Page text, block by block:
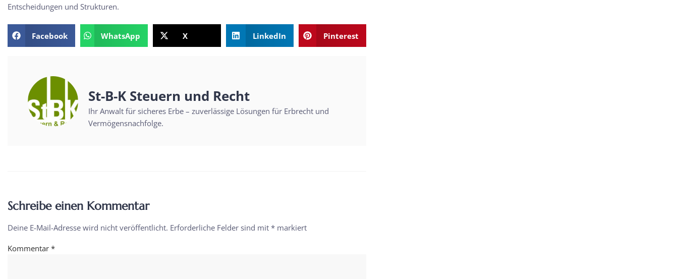
Entscheidungen und Strukturen.
Facebook WhatsApp X LinkedIn Pinterest
St-B-K Steuern und Recht
Ihr Anwalt für sicheres Erbe – zuverlässige Lösungen für Erbrecht und
Vermögensnachfolge.
Schreibe einen Kommentar
Deine E-Mail-Adresse wird nicht veröffentlicht. Erforderliche Felder sind mit * markiert
Kommentar *